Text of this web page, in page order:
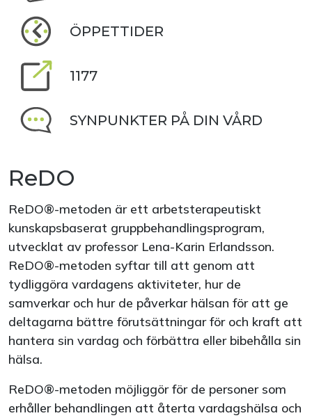
ÖPPETTIDER
1177
SYNPUNKTER PÅ DIN VÅRD
ReDO
ReDO®-metoden är ett arbetsterapeutiskt
kunskapsbaserat gruppbehandlingsprogram,
utvecklat av professor Lena-Karin Erlandsson.
ReDO®-metoden syftar till att genom att
tydliggöra vardagens aktiviteter, hur de
samverkar och hur de påverkar hälsan för att ge
deltagarna bättre förutsättningar för och kraft att
hantera sin vardag och förbättra eller bibehålla sin
hälsa.
ReDO®-metoden möjliggör för de personer som
erhåller behandlingen att återta vardagshälsa och